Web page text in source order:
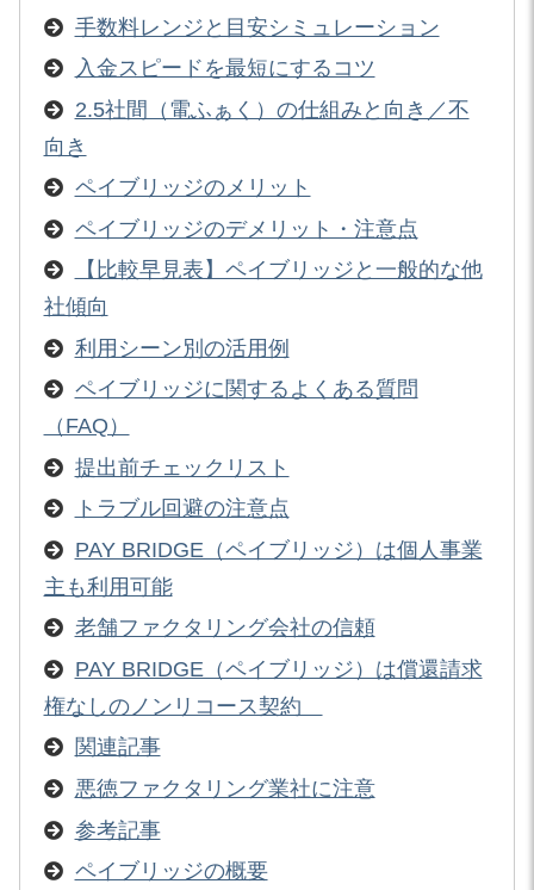
手数料レンジと目安シミュレーション
入金スピードを最短にするコツ
2.5社間（電ふぁく）の仕組みと向き／不
向き
ペイブリッジのメリット
ペイブリッジのデメリット・注意点
【比較早見表】ペイブリッジと一般的な他
社傾向
利用シーン別の活用例
ペイブリッジに関するよくある質問
（FAQ）
提出前チェックリスト
トラブル回避の注意点
PAY BRIDGE（ペイブリッジ）は個人事業
主も利用可能
老舗ファクタリング会社の信頼
PAY BRIDGE（ペイブリッジ）は償還請求
権なしのノンリコース契約
関連記事
悪徳ファクタリング業社に注意
参考記事
ペイブリッジの概要